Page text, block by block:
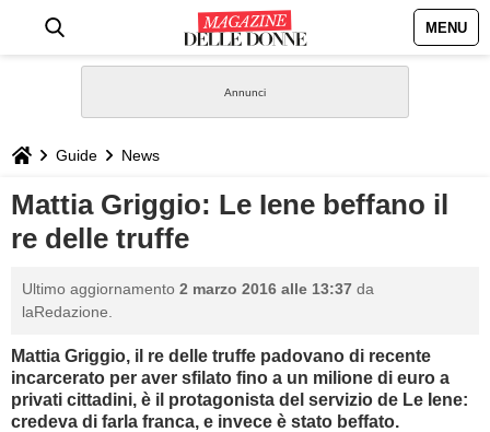
MENU
STILE
BIOGRAFIE
DEFINIZIONI
GASTRONOMIA
CAPELLI
Guide News
Mattia Griggio: Le Iene beffano il
re delle truffe
Ultimo aggiornamento 2 marzo 2016 alle 13:37 da
laRedazione.
Mattia Griggio, il re delle truffe padovano di recente
incarcerato per aver sfilato fino a un milione di euro a
privati cittadini, è il protagonista del servizio de Le Iene:
credeva di farla franca, e invece è stato beffato.